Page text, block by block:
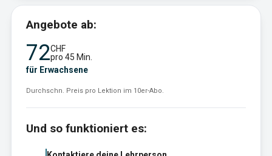
Angebote ab:
72CHF
pro 45 Min.
für Erwachsene
Durchschn. Preis pro Lektion im 10er-Abo.
Und so funktioniert es: